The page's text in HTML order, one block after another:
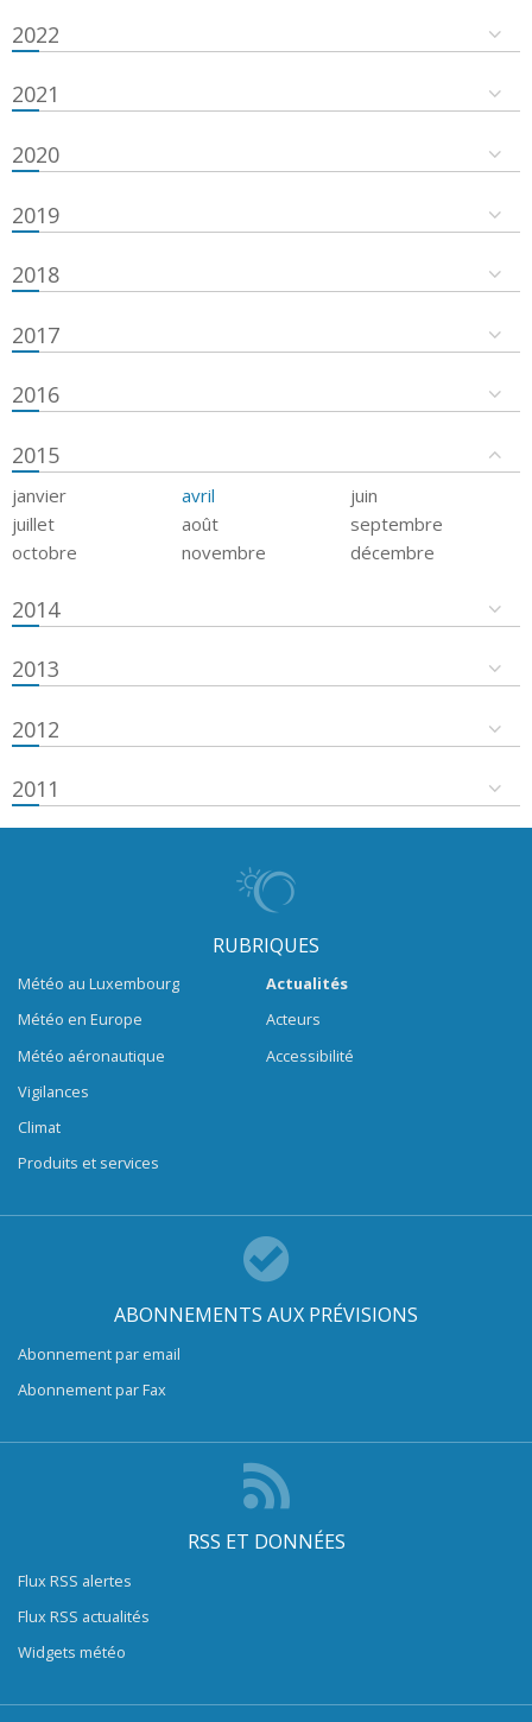
2022
2021
2020
2019
2018
2017
2016
2015
janvier avril
juin
juillet
août
septembre
octobre
novembre décembre
2014
2013
2012
2011
RUBRIQUES
Météo au Luxembourg
Météo en Europe
Météo aéronautique
Vigilances
Climat
Produits et services
Actualités
Acteurs
Accessibilité
ABONNEMENTS AUX PRÉVISIONS
Abonnement par email
Abonnement par Fax
RSS ET DONNÉES
Flux RSS alertes
Flux RSS actualités
Widgets météo